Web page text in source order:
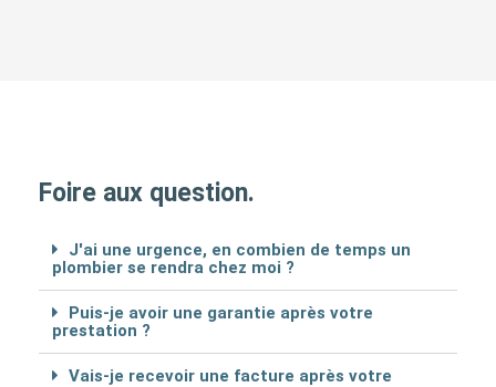
Foire aux question.
J'ai une urgence, en combien de temps un
plombier se rendra chez moi ?
Puis-je avoir une garantie après votre
prestation ?
Vais-je recevoir une facture après votre